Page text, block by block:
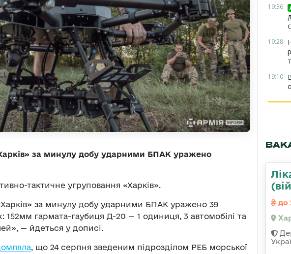
за минулу добу ударними БПАК уражено
тактичне угруповання «Харків».
за минулу добу ударними БПАК уражено 39
гармата-гаубиця Д-20 — 1 одиниця, 3 автомобілі та
— йдеться у дописі.
, що 24 серпня зведеним підрозділом РЕБ морської
19:36
19:28
19:10
до